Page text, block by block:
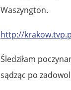
Waszyngton.
http://
Śledziłam
sądząc po